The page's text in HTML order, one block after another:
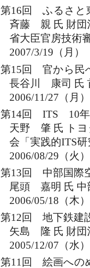
第16回 ふるさと
斉藤 親 氏 財団
省大臣官房技術
2007/3/19（月）
第15回 官から民
長谷川 康司 氏
2006/11/27（月）
第14回 ITS 10年
天野 肇 氏 トヨ
会「実践的ITS
2006/08/29（火）
第13回 中部国際
尾頭 嘉明 氏 中
2006/05/18（木）
第12回 地下鉄建
矢島 隆 氏 財団
2005/12/07（水）
第11回 絵画への